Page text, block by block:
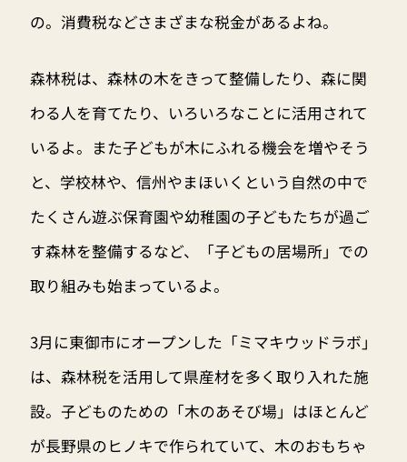
の。消費税などさまざまな税金があるよね。
森林税は、森林の木をきって整備したり、森に関
わる人を育てたり、いろいろなことに活用されて
いるよ。また子どもが木にふれる機会を増やそう
と、学校林や、信州やまほいくという自然の中で
たくさん遊ぶ保育園や幼稚園の子どもたちが過ご
す森林を整備するなど、「子どもの居場所」での
取り組みも始まっているよ。
3月に東御市にオープンした「ミマキウッドラボ」
は、森林税を活用して県産材を多く取り入れた施
設。子どものための「木のあそび場」はほとんど
が長野県のヒノキで作られていて、木のおもちゃ